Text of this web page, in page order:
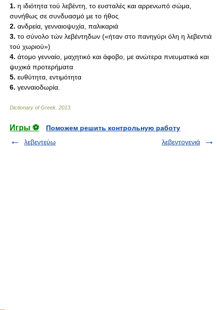
1. η ιδιότητα τού λεβέντη, το ευσταλές και αρρενωπό σώμα,
συνήθως σε συνδυασμό με το ήθος
2. ανδρεία, γενναιοψυχία, παλικαριά
3. το σύνολο τών λεβέντηδων («ήταν στο πανηγύρι όλη η λεβεντιά
τού χωριού»)
4. άτομο γενναίο, μαχητικό και άφοβο, με ανώτερα πνευματικά και
ψυχικά προτερήματα
5. ευθύτητα, εντιμότητα
6. γενναιοδωρία.
Dictionary of Greek 2013
Игры ⚽
Поможем решить контрольную работу
λεβεντεύω
λεβεντογενιά